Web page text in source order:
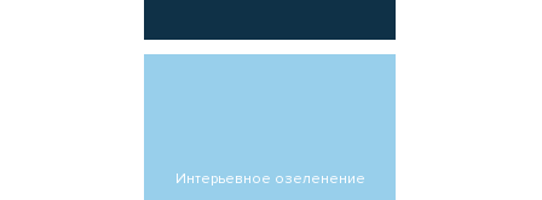
Интерьевное озеленение